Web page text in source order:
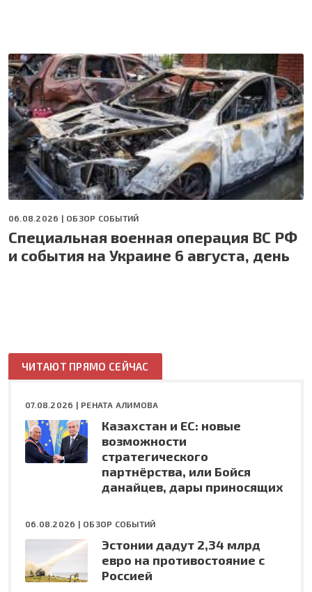
06.08.2026 | ОБЗОР СОБЫТИЙ
Специальная военная операция ВС РФ
и события на Украине 6 августа, день
ЧИТАЮТ ПРЯМО СЕЙЧАС
07.08.2026 | РЕНАТА АЛИМОВА
Казахстан и ЕС: новые
возможности
стратегического
партнёрства, или Бойся
данайцев, дары приносящих
06.08.2026 | ОБЗОР СОБЫТИЙ
Эстонии дадут 2,34 млрд
евро на противостояние с
Россией